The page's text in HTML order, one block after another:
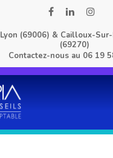
facebooklinkedin
Lyon (69006) & Cailloux-
(69270)
Contactez-nous au 06 19